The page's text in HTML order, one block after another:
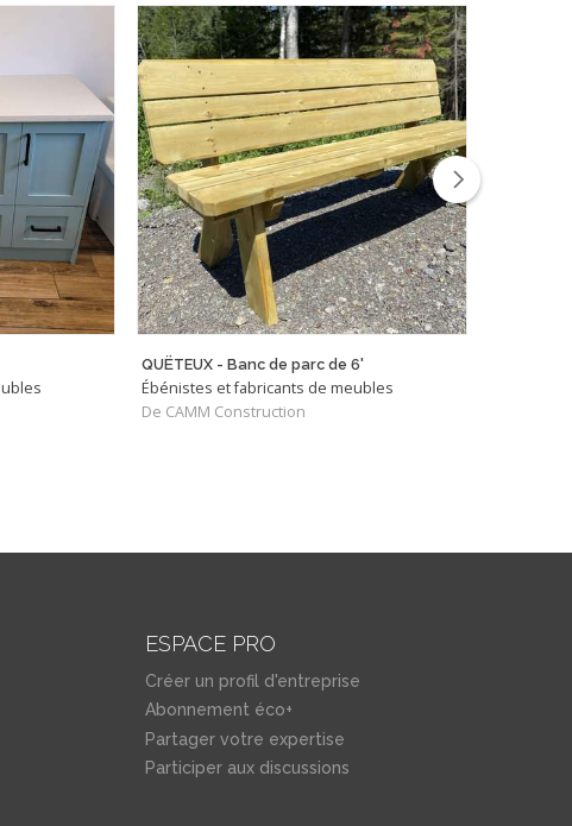
QUËTEUX - Banc de parc de 6'
Ébénistes et fabricants de meubles
De CAMM Construction
ESPACE PRO
Créer un profil d'entreprise
Abonnement éco+
Partager votre expertise
Participer aux discussions